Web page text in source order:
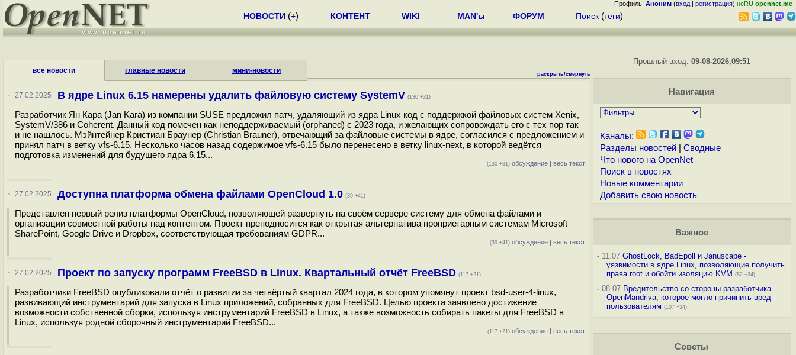
Профиль: Аноним (вход | регистрация) неRU opennet.me
НОВОСТИ (+) КОНТЕНТ WIKI MAN'ы ФОРУМ Поиск (теги)
все новости главные новости мини-новости раскрыть/свернуть
· 27.02.2025 В ядре Linux 6.15 намерены удалить файловую систему SystemV (130 +31)
Разработчик Ян Кара (Jan Kara) из компании SUSE предложил патч, удаляющий из ядра Linux код с поддержкой файловых систем Xenix,
SystemV/386 и Coherent. Данный код помечен как неподдерживаемый (orphaned) с 2023 года, и желающих сопровождать его с тех пор так
и не нашлось. Мэйнтейнер Кристиан Браунер (Christian Brauner), отвечающий за файловые системы в ядре, согласился с предложением и
принял патч в ветку vfs-6.15. Несколько часов назад содержимое vfs-6.15 было перенесено в ветку linux-next, в которой ведётся
подготовка изменений для будущего ядра 6.15...
(130 +31) обсуждение | весь текст
· 27.02.2025 Доступна платформа обмена файлами OpenCloud 1.0 (39 +41)
Представлен первый релиз платформы OpenCloud, позволяющей развернуть на своём сервере систему для обмена файлами и
организации совместной работы над контентом. Проект преподносится как открытая альтернатива проприетарным системам Microsoft
SharePoint, Google Drive и Dropbox, соответствующая требованиям GDPR...
(39 +41) обсуждение | весь текст
· 27.02.2025 Проект по запуску программ FreeBSD в Linux. Квартальный отчёт FreeBSD (117 +21)
Разработчики FreeBSD опубликовали отчёт о развитии за четвёртый квартал 2024 года, в котором упомянут проект bsd-user-4-linux,
развивающий инструментарий для запуска в Linux приложений, собранных для FreeBSD. Целью проекта заявлено достижение
возможности собственной сборки, используя инструментарий FreeBSD в Linux, а также возможность собирать пакеты для FreeBSD в
Linux, используя родной сборочный инструментарий FreeBSD...
(117 +21) обсуждение | весь текст
Прошлый вход:09-08-2026,09:51
Навигация
Каналы:
Разделы новостей| Сводные
Что нового на OpenNet
Поиск в новостях
Новые комментарии
Добавить свою новость
Важное
-11.07 GhostLock, BadEpoll и Januscape -
уязвимости в ядре Linux, позволяющие получить
права root и обойти изоляцию KVM (82 +34)
-08.07 Вредительство со стороны разработчика
OpenMandriva, которое могло причинить вред
пользователям (107 +34)
Советы